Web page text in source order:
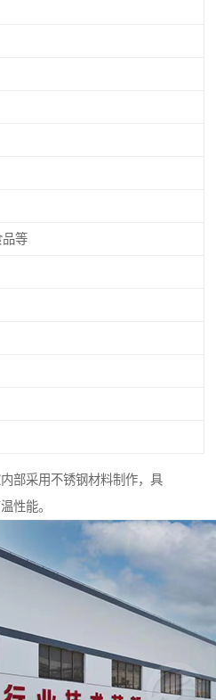
品等
部采用不锈钢材料制作，具
性能。